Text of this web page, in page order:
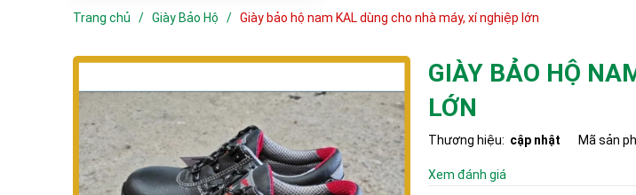
Trang chủ / Giày Bảo Hộ / Giày bảo hộ nam KAL dùng cho nhà máy, xí nghiệp lớn
GIÀY BẢO HỘ
LỚN
Thương hiệu: cập nhật Mã sản
Xem đánh giá